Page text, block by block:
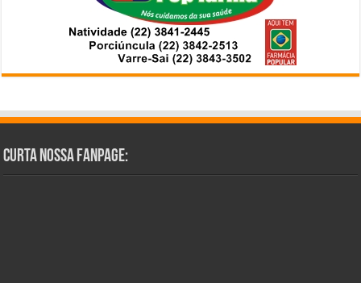
Curta Nossa Fanpage: